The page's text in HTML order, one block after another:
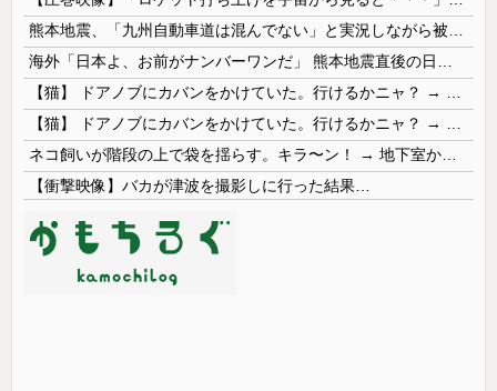
【衝撃映像】バカが津波を撮影しに行った結果…